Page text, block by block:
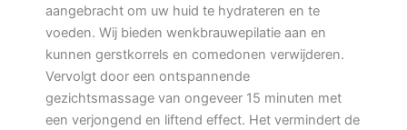
aangebracht om uw huid te hydrateren en te
voeden. Wij bieden wenkbrauwepilatie aan en
kunnen gerstkorrels en comedonen verwijderen.
Vervolgt door een ontspannende
gezichtsmassage van ongeveer 15 minuten met
een verjongend en liftend effect. Het vermindert de